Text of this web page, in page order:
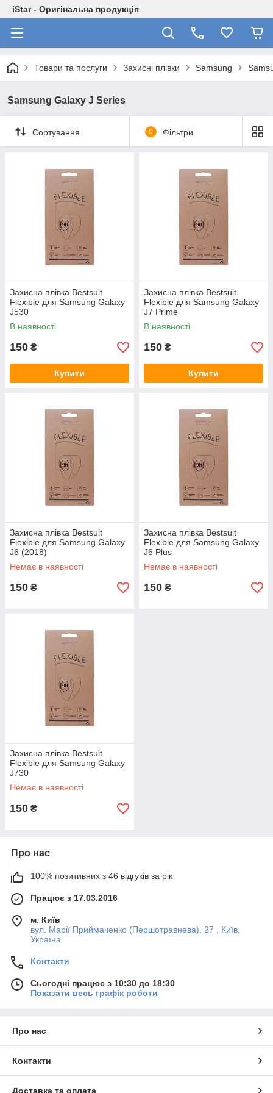
iStar - Оригінальна продукція
Товари та послуги Захисні плівки Samsung
Samsung Galaxy J Series
Сортування 0 Фільтри
Захисна плівка Bestsuit
Flexible для Samsung Galaxy
J530
В наявності
150 ₴
Купити
Захисна плівка Bestsuit
Flexible для Samsung Galaxy
J7 Prime
В наявності
150 ₴
Купити
Захисна плівка Bestsuit
Flexible для Samsung Galaxy
J6 (2018)
Немає в наявності
150 ₴
Захисна плівка Bestsuit
Flexible для Samsung Galaxy
J6 Plus
Немає в наявності
150 ₴
Захисна плівка Bestsuit
Flexible для Samsung Galaxy
J730
Немає в наявності
150 ₴
Про нас
100% позитивних з 46 відгуків за рік
Працює з 17.03.2016
м. Київ
вул. Марії Приймаченко (Першотравнева), 27 , Київ,
Україна
Контакти
Сьогодні працює з 10:30 до 18:30
Показати весь графік роботи
Про нас
Контакти
Доставка та оплата